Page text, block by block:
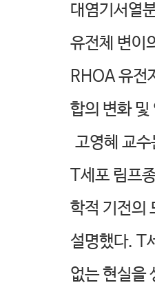
대염기서열
유전체 변이
RHOA 유전
합의 변화
고영혜 교
T세포 림프
학적 기전의
설명했다. T
없는 현실을